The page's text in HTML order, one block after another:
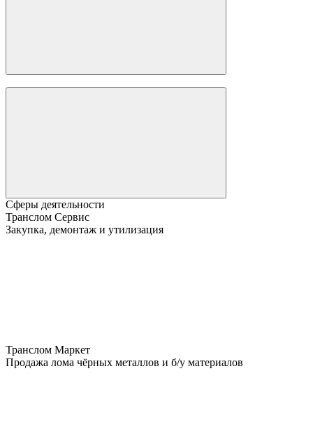
Сферы деятельности
Транслом Сервис
Закупка, демонтаж и утилизация
Транслом Маркет
Продажа лома чёрных металлов и б/у материалов